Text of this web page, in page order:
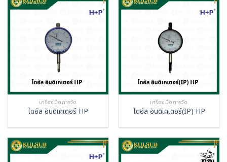
เครื่องมือการวัด
ไดอัล อินดิเคเตอร์ HP
เครื่องมือการวัด
ไดอัล อินดิเคเตอร์(IP) HP